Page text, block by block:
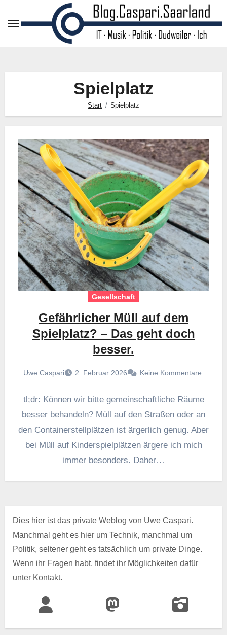
Inhalt
Spielplatz
Start Spielplatz
Gesellschaft
Gefährlicher Müll auf dem
Spielplatz? – Das geht doch
besser.
Uwe Caspari 2. Februar 2026 Keine Kommentare
tl;dr: Können wir bitte gemeinschaftliche Räume
besser behandeln? Müll auf den Straßen oder an
den Containerstellplätzen ist ärgerlich genug. Aber
bei Müll auf Kinderspielplätzen ärgere ich mich
immer besonders. Daher…
Dies hier ist das private Weblog von Uwe Caspari.
Manchmal geht es hier um Technik, manchmal um
Politik, seltener geht es tatsächlich um private Dinge.
Wenn ihr Fragen habt, findet ihr Möglichkeiten dafür
unter Kontakt.